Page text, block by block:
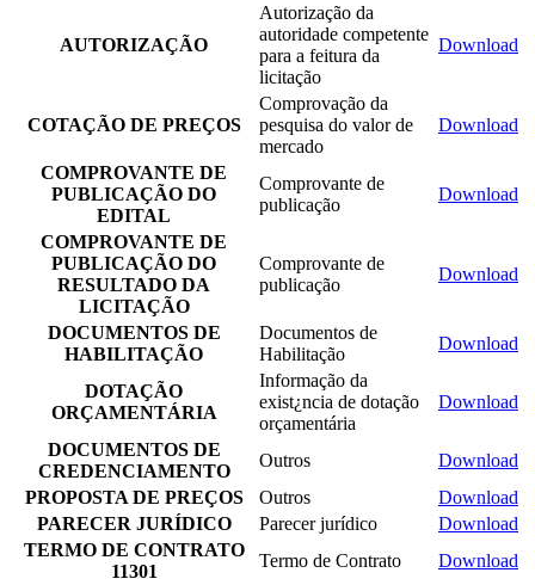
AUTORIZAÇÃO
Autorização da
autoridade competente
para a feitura da
licitação
Download
COTAÇÃO DE PREÇOS
Comprovação da
pesquisa do valor de
mercado
Download
COMPROVANTE DE
PUBLICAÇÃO DO
EDITAL
Comprovante de
publicação
Download
COMPROVANTE DE
PUBLICAÇÃO DO
RESULTADO DA
LICITAÇÃO
Comprovante de
publicação
Download
DOCUMENTOS DE
HABILITAÇÃO
Documentos de
Habilitação
Download
DOTAÇÃO
ORÇAMENTÁRIA
Informação da
exist¿ncia de dotação
orçamentária
Download
DOCUMENTOS DE
CREDENCIAMENTO
Outros
Download
PROPOSTA DE PREÇOS
Outros
Download
PARECER JURÍDICO
Parecer jurídico
Download
TERMO DE CONTRATO
11301
Termo de Contrato
Download